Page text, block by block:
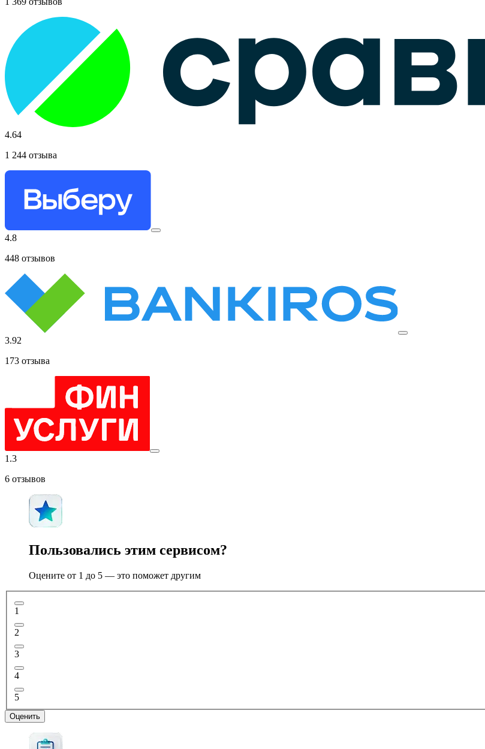
4.64
1 244 отзыва
4.8
448 отзывов
3.92
173 отзыва
1.3
6 отзывов
Пользовались этим сервисом?
Оцените от 1 до 5 — это поможет другим
1
2
3
4
5
Оценить